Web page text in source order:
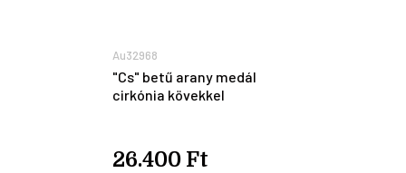
Au32968
"Cs" betű arany medál
cirkónia kövekkel
26.400 Ft